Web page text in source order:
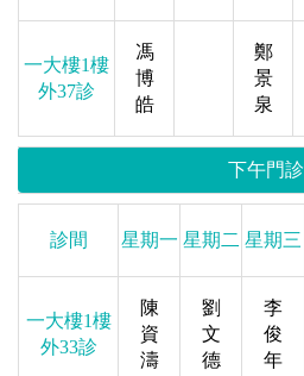
一大樓1樓
外37診
馮
博
皓
鄭
景
泉
下午門診
診間 星期一 星期二 星期三
一大樓1樓
外33診
陳
資
濤
劉
文
德
李
俊
年